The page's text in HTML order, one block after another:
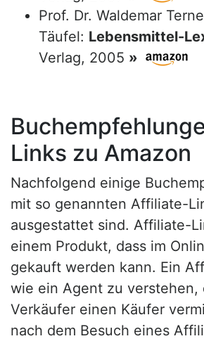
Prof. Dr. Waldemar
Täufel: Lebensmittel-
Verlag, 2005 »
Links zu Amazon
Nachfolgend einige
mit so genannten Affiliate-
ausgestattet sind. Affiliate-
einem Produkt, dass im
gekauft werden kann. Ein
wie ein Agent zu verstehen,
Verkäufer einen Käufer
nach dem Besuch eines